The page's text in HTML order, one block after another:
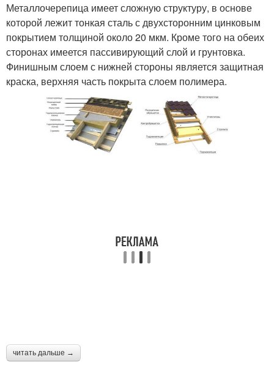
Металлочерепица имеет сложную структуру, в основе
которой лежит тонкая сталь с двухсторонним цинковым
покрытием толщиной около 20 мкм. Кроме того на обеих
сторонах имеется пассивирующий слой и грунтовка.
Финишным слоем с нижней стороны является защитная
краска, верхняя часть покрыта слоем полимера.
читать дальше →